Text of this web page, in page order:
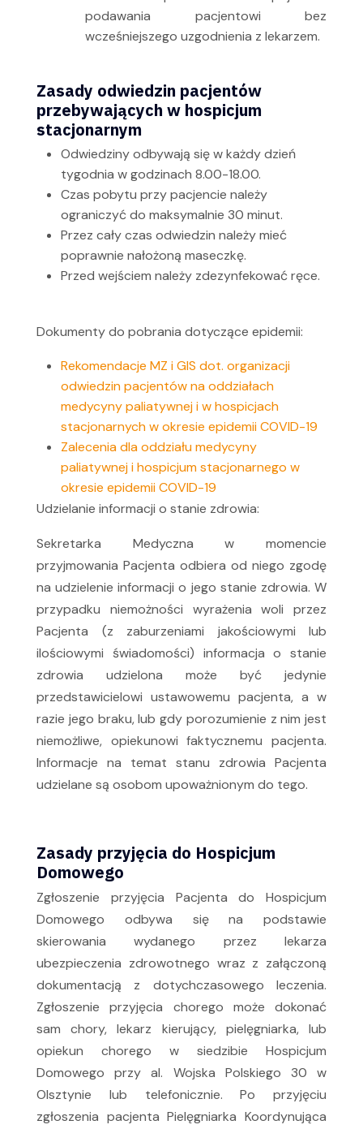
podawania pacjentowi bez
wcześniejszego uzgodnienia z lekarzem.
Zasady odwiedzin pacjentów
przebywających w hospicjum
stacjonarnym
Odwiedziny odbywają się w każdy dzień
tygodnia w godzinach 8.00-18.00.
Czas pobytu przy pacjencie należy
ograniczyć do maksymalnie 30 minut.
Przez cały czas odwiedzin należy mieć
poprawnie nałożoną maseczkę.
Przed wejściem należy zdezynfekować ręce.
Dokumenty do pobrania dotyczące epidemii:
Rekomendacje MZ i GIS dot. organizacji
odwiedzin pacjentów na oddziałach
medycyny paliatywnej i w hospicjach
stacjonarnych w okresie epidemii COVID-19
Zalecenia dla oddziału medycyny
paliatywnej i hospicjum stacjonarnego w
okresie epidemii COVID-19
Udzielanie informacji o stanie zdrowia:
Sekretarka Medyczna w momencie
przyjmowania Pacjenta odbiera od niego zgodę
na udzielenie informacji o jego stanie zdrowia. W
przypadku niemożności wyrażenia woli przez
Pacjenta (z zaburzeniami jakościowymi lub
ilościowymi świadomości) informacja o stanie
zdrowia udzielona może być jedynie
przedstawicielowi ustawowemu pacjenta, a w
razie jego braku, lub gdy porozumienie z nim jest
niemożliwe, opiekunowi faktycznemu pacjenta.
Informacje na temat stanu zdrowia Pacjenta
udzielane są osobom upoważnionym do tego.
Zasady przyjęcia do Hospicjum
Domowego
Zgłoszenie przyjęcia Pacjenta do Hospicjum
Domowego odbywa się na podstawie
skierowania wydanego przez lekarza
ubezpieczenia zdrowotnego wraz z załączoną
dokumentacją z dotychczasowego leczenia.
Zgłoszenie przyjęcia chorego może dokonać
sam chory, lekarz kierujący, pielęgniarka, lub
opiekun chorego w siedzibie Hospicjum
Domowego przy al. Wojska Polskiego 30 w
Olsztynie lub telefonicznie. Po przyjęciu
zgłoszenia pacjenta Pielęgniarka Koordynująca